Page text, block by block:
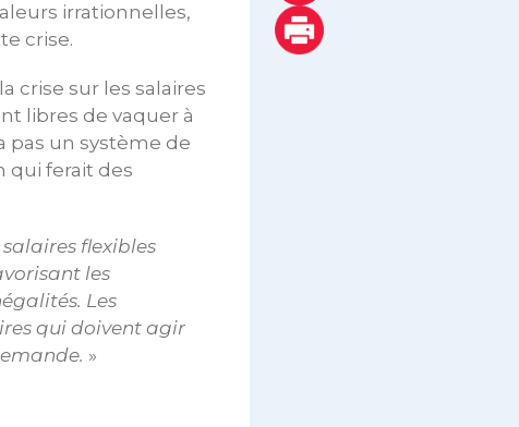
irrationnelles,
crise.
crise sur les salaires
libres de vaquer à
pas un système de
qui ferait des
salaires flexibles
les
Les
qui doivent agir
»